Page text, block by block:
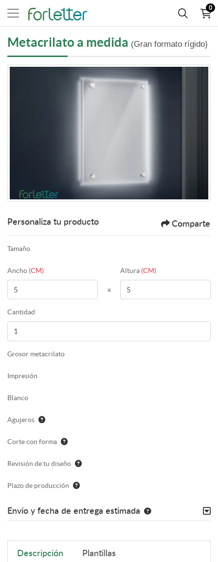
0
Metacrilato a medida (Gran formato rígido)
Personaliza tu producto Comparte
Tamaño
Ancho (CM) Altura(CM)
x
Cantidad
Grosor metacrilato
Impresión
Blanco
Agujeros
Corte con forma
Revisión de tu diseño
Plazo de producción
Envío y fecha de entrega estimada
Descripción Plantillas